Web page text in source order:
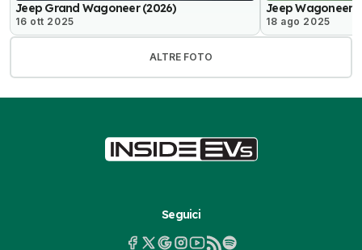
Jeep Grand Wagoneer (2026)
16 ott 2025
Jeep Wagoneer
18 ago 2025
ALTRE FOTO
Seguici